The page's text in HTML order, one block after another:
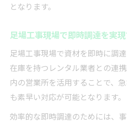
となります。
足場工事現場で即時調達を実
足場工事現場で資材を即時に調
在庫を持つレンタル業者との連
内の営業所を活用することで、
も素早い対応が可能となります。
効率的な即時調達のためには、